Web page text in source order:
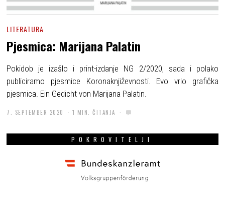
LITERATURA
Pjesmica: Marijana Palatin
Pokidob je izašlo i print-izdanje NG 2/2020, sada i polako
publiciramo pjesmice Koronaknjiževnosti. Evo vrlo grafička
pjesmica. Ein Gedicht von Marijana Palatin.
7. SEPTEMBER 2020 1 MIN. ČITANJA
POKROVITELJI